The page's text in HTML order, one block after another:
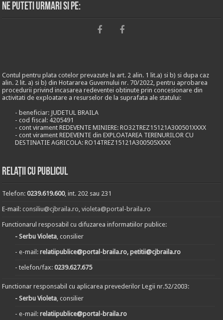
Ne puteti urmari si pe:
Contul pentru plata cotelor prevazute la art. 2 alin. 1 lit.a) si b) si dupa caz
alin. 2 lit. a) si b) din Hotararea Guvernului nr. 70/2022, pentru aprobarea
procedurii privind incasarea redeventei obtinute prin concesionare din
activitati de exploatare a resurselor de la suprafata ale statului:
- beneficiar: JUDETUL BRAILA
- cod fiscal: 4205491
- cont virament REDEVENTE MINIERE: RO32TREZ15121A300501XXXX
- cont virament REDEVENTE din EXPLOATAREA TERENURILOR CU
DESTINATIE AGRICOLA: RO14TREZ15121A300505XXXX
Relații cu publicul
Telefon:0239.619.600, int. 202 sau 231
E-mail:consiliu@cjbraila.ro ,violeta@portal-braila.ro
Functionarul resposabil cu difuzarea informatiilor publice:
- Serbu Violeta , consilier
- e-mail:relatiipublice@portal-braila.ro, petitii@cjbraila.ro
- telefon/fax:0239.627.675
Functionar responsabil cu aplicarea prevederilor Legii nr.52/2003:
- Serbu Violeta , consilier
- e-mail:relatiipublice@portal-braila.ro